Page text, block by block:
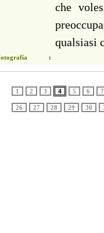
che
qualsiasi
:
1 2 3 4 5 6 7
26 27 28 29 30